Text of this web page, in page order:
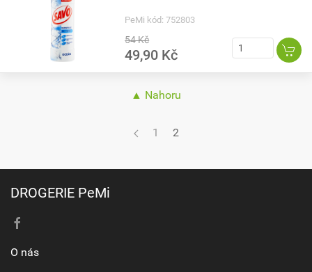
PeMi kód: 752803
54 Kč
49,90 Kč
▲ Nahoru
1 2
DROGERIE PeMi
O nás